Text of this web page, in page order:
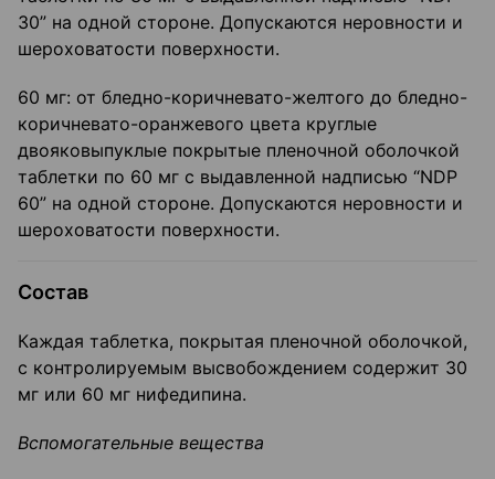
30” на одной стороне. Допускаются неровности и
шероховатости поверхности.
60 мг: от бледно-коричневато-желтого до бледно-
коричневато-оранжевого цвета круглые
двояковыпуклые покрытые пленочной оболочкой
таблетки по 60 мг с выдавленной надписью “NDP
60” на одной стороне. Допускаются неровности и
шероховатости поверхности.
Состав
Каждая таблетка, покрытая пленочной оболочкой,
с контролируемым высвобождением содержит 30
мг или 60 мг нифедипина.
Вспомогательные вещества